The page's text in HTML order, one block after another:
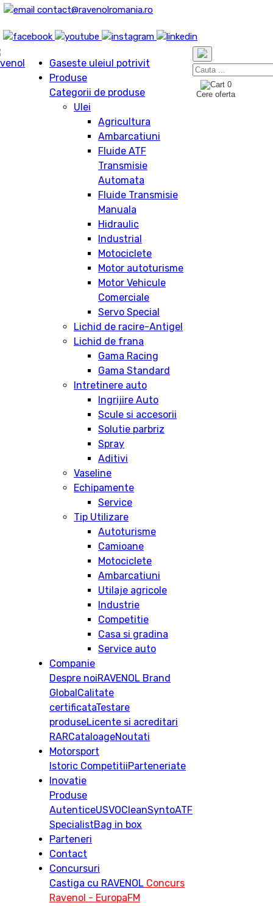
contact@ravenolromania.ro
Gaseste uleiul potrivit
Produse
Categorii de produse
Ulei
Agricultura
Ambarcatiuni
Fluide ATF
Transmisie
Automata
Fluide Transmisie
Manuala
Hidraulic
Industrial
Motociclete
Motor autoturisme
Motor Vehicule
Comerciale
Servo Special
Lichid de racire-Antigel
Lichid de frana
Gama Racing
Gama Standard
Intretinere auto
Ingrijire Auto
Scule si accesorii
Solutie parbriz
Spray
Aditivi
Vaseline
Echipamente
Service
Tip Utilizare
Autoturisme
Camioane
Motociclete
Ambarcatiuni
Utilaje agricole
Industrie
Competitie
Casa si gradina
Service auto
Companie
Despre noiRAVENOL Brand
GlobalCalitate
certificataTestare
produseLicente si acreditari
RARCataloageNoutati
Motorsport
Istoric CompetitiiParteneriate
Inovatie
Produse
AutenticeUSVOCleanSyntoATF
SpecialistBag in box
Parteneri
Contact
Concursuri
Castiga cu RAVENOL Concurs
Ravenol - EuropaFM
0
Cere oferta